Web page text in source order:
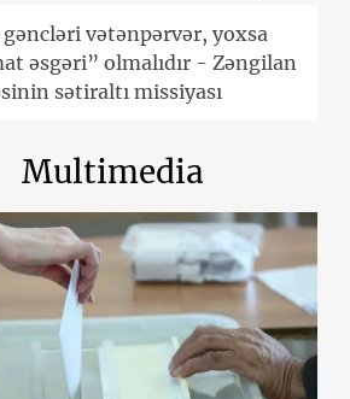
vətənpərvər, yoxsa
əsgəri” olmalıdır - Zəngilan
sətiraltı missiyası
Multimedia